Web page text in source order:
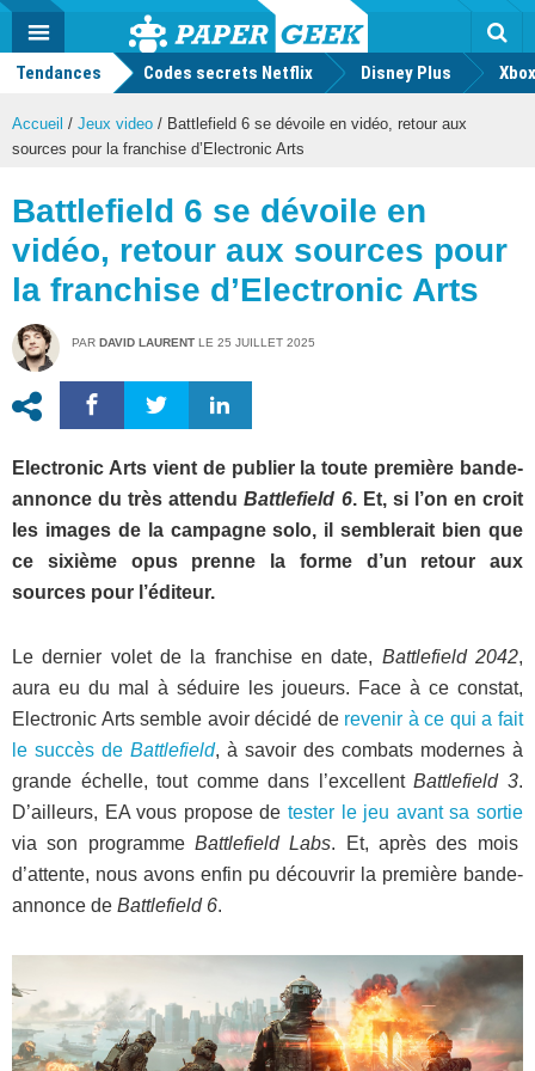
Actu
geek
MENU
Tendances Codes secrets Netflix Disney Plus
Accueil / Jeux video / Battlefield 6 se dévoile en vidéo, retour aux
sources pour la franchise d’Electronic Arts
Battlefield 6 se dévoile en
vidéo, retour aux sources pour
la franchise d’Electronic Arts
PAR DAVID LAURENT LE 25 JUILLET 2025
Electronic Arts vient de publier la toute première bande-
annonce du très attenduBattlefield 6. Et, si l’on en croit
les images de la campagne solo, il semblerait bien que
ce sixième opus prenne la forme d’un retour aux
sources pour l’éditeur.
Le dernier volet de la franchise en date, Battlefield 2042,
aura eu du mal à séduire les joueurs. Face à ce constat,
Electronic Arts semble avoir décidé de revenir à ce qui a fait
le succès de Battlefield, à savoir des combats modernes à
grande échelle, tout comme dans l’excellentBattlefield 3.
D’ailleurs, EA vous propose de tester le jeu avant sa sortie
via son programme Battlefield Labs. Et, après des mois
d’attente, nous avons enfin pu découvrir la première bande-
annonce de Battlefield 6.
Mode
FacebookTwitter Youtube